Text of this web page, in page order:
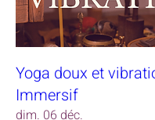
Yoga doux et
Immersif
dim. 06 déc.